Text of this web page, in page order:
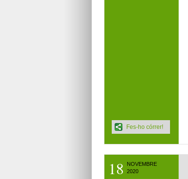
Fes-ho córrer!
18
NOVEMBRE
2020